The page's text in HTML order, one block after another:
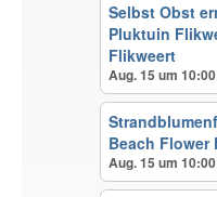
Selbst Obst
Pluktuin
Flikweert
Aug. 15 um
Beach
Aug. 15 um